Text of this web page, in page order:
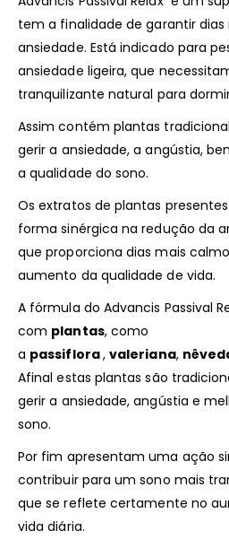
tem a finalidade de garantir
ansiedade. Está indicado para
ansiedade ligeira, que
tranquilizante natural para
Assim contém plantas
gerir a ansiedade, a angústia,
a qualidade do sono.
Os extratos de plantas
forma sinérgica na redução da
que proporciona dias mais
aumento da qualidade de vida.
A fórmula do Advancis Passival
com plantas, como
a passiflora,valeriana,
Afinal estas plantas são
gerir a ansiedade, angústia e
sono.
Por fim apresentam uma ação
contribuir para um sono mais
que se reflete certamente no
vida diária.